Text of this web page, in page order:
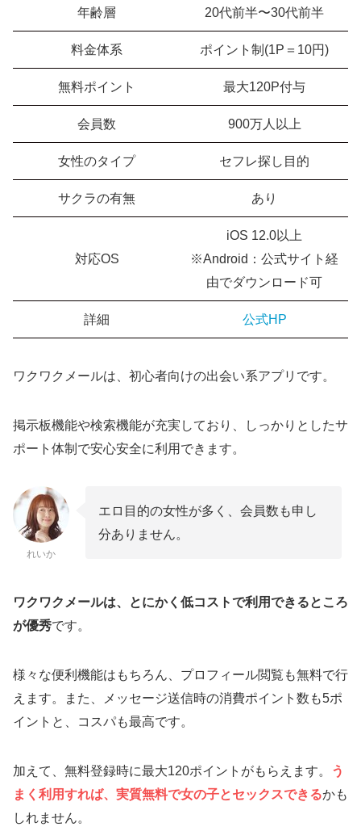
年齢層 20代前半〜30代前半
料金体系 ポイント制(1P＝10円)
無料ポイント 最大120P付与
会員数 900万人以上
女性のタイプ セフレ探し目的
サクラの有無 あり
対応OS
iOS 12.0以上
※Android：公式サイト経
由でダウンロード可
詳細 公式HP
ワクワクメールは、初心者向けの出会い系アプリです。
掲示板機能や検索機能が充実しており、しっかりとしたサ
ポート体制で安心安全に利用できます。
れいか
エロ目的の女性が多く、会員数も申し
分ありません。
ワクワクメールは、とにかく低コストで利用できるところ
が優秀です。
様々な便利機能はもちろん、プロフィール閲覧も無料で行
えます。また、メッセージ送信時の消費ポイント数も5ポ
イントと、コスパも最高です。
加えて、無料登録時に最大120ポイントがもらえます。
う
まく利用すれば、実質無料で女の子とセックスできるかも
しれません。